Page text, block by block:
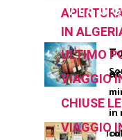
V I A G
IN
ULTIMO
VIAGGIO
CHIUSE
VIAGGIO
in